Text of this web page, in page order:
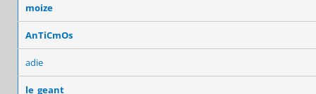
moize
AnTiCmOs
adie
le_geant